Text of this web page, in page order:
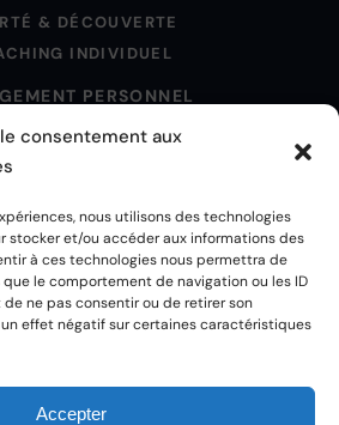
consentement aux
nous utilisons des technologies
stocker et/ou accéder aux informations des
à ces technologies nous permettra de
le comportement de navigation ou les ID
ne pas consentir ou de retirer son
effet négatif sur certaines caractéristiques
Accepter
& DÉCOUVERTE
INDIVIDUEL
PERSONNEL
DE CONFIDENTIALITÉ
DE COOKIES
CGU
CGV